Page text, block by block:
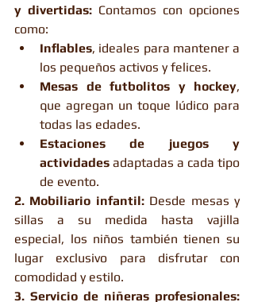
y divertidas: Contamos con opciones
como:
Inflables, ideales para mantener a
los pequeños activos y felices.
Mesas de futbolitos y hockey,
que agregan un toque lúdico para
todas las edades.
Estaciones de juegos y
actividades adaptadas a cada tipo
de evento.
2. Mobiliario infantil: Desde mesas y
sillas a su medida hasta vajilla
especial, los niños también tienen su
lugar exclusivo para disfrutar con
comodidad y estilo.